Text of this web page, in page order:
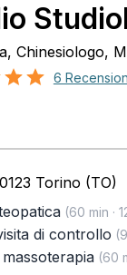
Chinesiologo,
6
Torino (TO)
(60 min ·
di controllo
massoterapia(60